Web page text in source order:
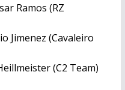
Ramos (RZ
Jimenez (Cavaleiro
(C2 Team)